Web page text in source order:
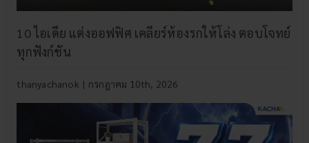
10 ไอเดีย แต่งออฟฟิศ เคลียร์ห้องรกให้โล่ง ตอบโจทย์
ทุกฟังก์ชัน
thanyachanok | กรกฎาคม 10th, 2026